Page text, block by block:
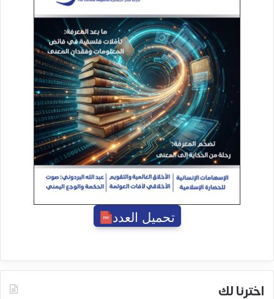
تحميل العدد
اخترنا لك